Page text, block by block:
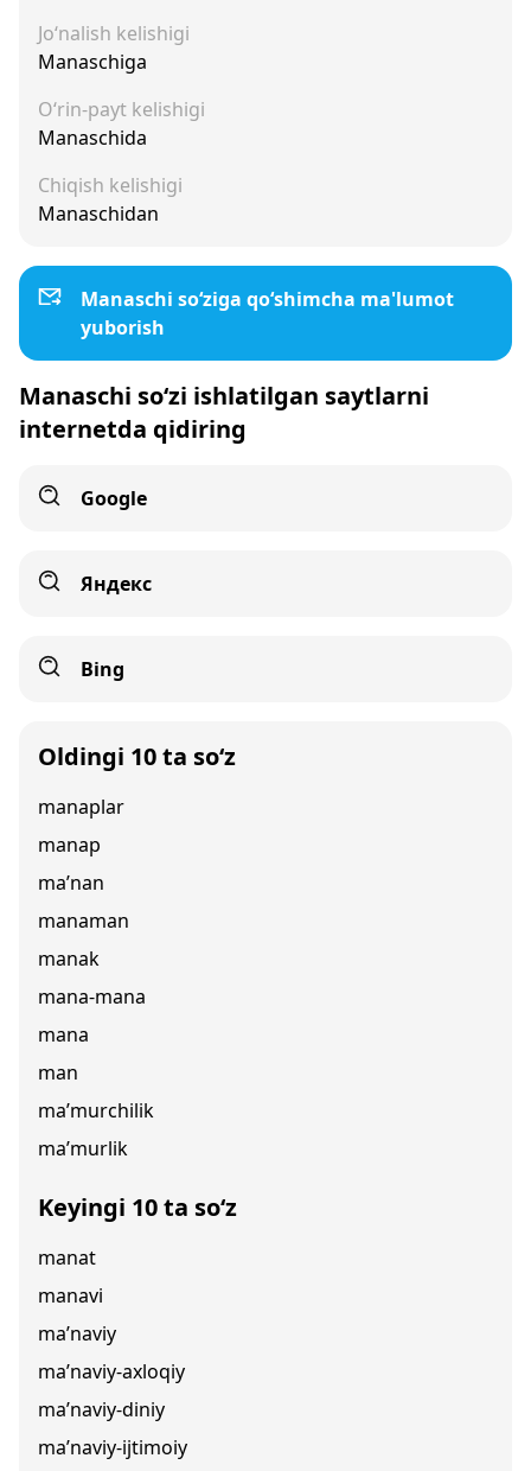
Jo‘nalish kelishigi
Manaschiga
O‘rin-payt kelishigi
Manaschida
Chiqish kelishigi
Manaschidan
Manaschi so‘ziga qo‘shimcha ma'lumot
yuborish
Manaschi so‘zi ishlatilgan saytlarni
internetda qidiring
Google
Яндекс
Bing
Oldingi 10 ta so‘z
manaplar
manap
ma’nan
manaman
manak
mana-mana
mana
man
ma’murchilik
ma’murlik
Keyingi 10 ta so‘z
manat
manavi
ma’naviy
ma’naviy-axloqiy
ma’naviy-diniy
ma’naviy-ijtimoiy